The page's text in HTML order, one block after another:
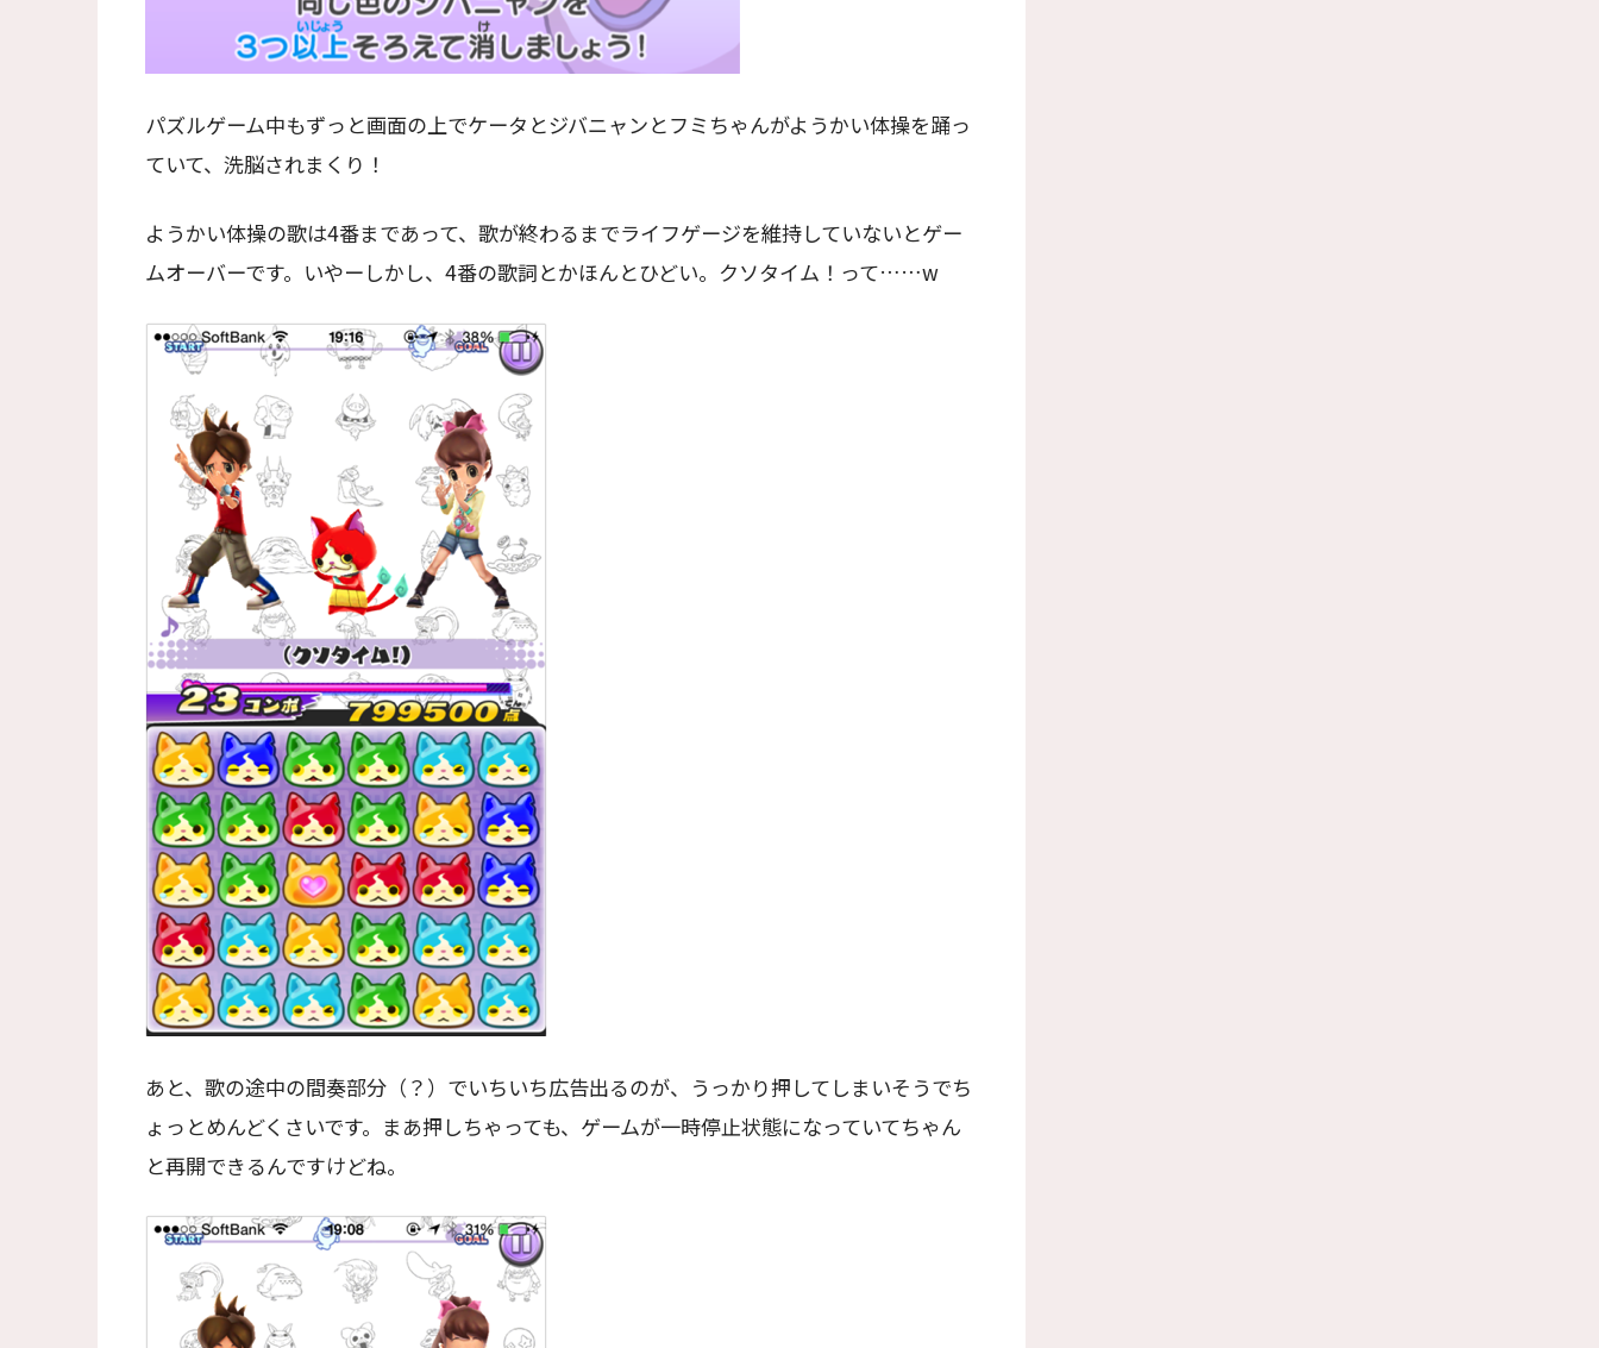
パズルゲーム中もずっと画面の上でケータとジバニャンとフミちゃんがようかい体操を踊っ
ていて、洗脳されまくり！
ようかい体操の歌は4番まであって、歌が終わるまでライフゲージを維持していないとゲー
ムオーバーです。いやーしかし、4番の歌詞とかほんとひどい。クソタイム！って……w
あと、歌の途中の間奏部分（？）でいちいち広告出るのが、うっかり押してしまいそうでち
ょっとめんどくさいです。まあ押しちゃっても、ゲームが一時停止状態になっていてちゃん
と再開できるんですけどね。